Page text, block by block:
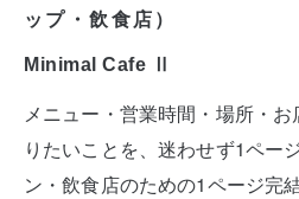
ップ・飲食店）
Minimal Cafe Ⅱ
メニュー・営業時間・場所・
りたいことを、迷わせず1ペー
ン・飲食店のための1ページ完